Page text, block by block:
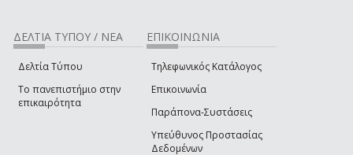
ΔΕΛΤΙΑ ΤΥΠΟΥ / ΝΕΑ
Δελτία Τύπου
Το πανεπιστήμιο στην
επικαιρότητα
ΕΠΙΚΟΙΝΩΝΙΑ
Τηλεφωνικός Κατάλογος
Επικοινωνία
Παράπονα-Συστάσεις
Υπεύθυνος Προστασίας
Δεδομένων